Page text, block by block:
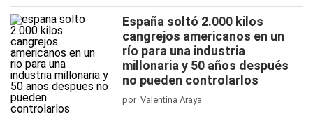
España soltó 2.000 kilos
cangrejos americanos en un
río para una industria
millonaria y 50 años después
no pueden controlarlos
por Valentina Araya